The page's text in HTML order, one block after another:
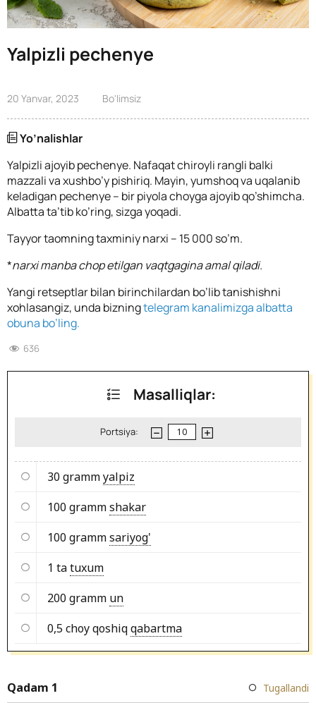
Yalpizli pechenye
20 Yanvar, 2023 Bo'limsiz
Yo’nalishlar
Yalpizli ajoyib pechenye. Nafaqat chiroyli rangli balki
mazzali va xushbo’y pishiriq. Mayin, yumshoq va uqalanib
keladigan pechenye – bir piyola choyga ajoyib qo’shimcha.
Albatta ta’tib ko’ring, sizga yoqadi.
Tayyor taomning taxminiy narxi – 15 000 so’m.
*narxi manba chop etilgan vaqtgagina amal qiladi.
Yangi retseptlar bilan birinchilardan bo’lib tanishishni
xohlasangiz, unda bizningtelegram kanalimizga albatta
obuna bo’ling.
636
Masalliqlar:
Portsiya:
30 grammyalpiz
100 grammshakar
100 grammsariyog'
1 tatuxum
200 gramm un
0,5 choy qoshiqqabartma
Qadam 1 Tugallandi